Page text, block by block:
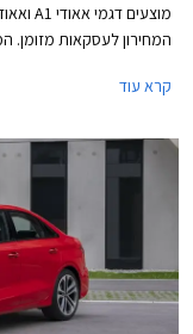
המחירון לעסקאות מזומן.
קרא עוד